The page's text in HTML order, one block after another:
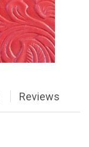
Reviews